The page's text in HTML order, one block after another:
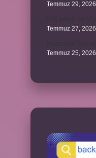
Temmuz 29, 2026
Temmuz 27, 2026
Temmuz 25, 2026